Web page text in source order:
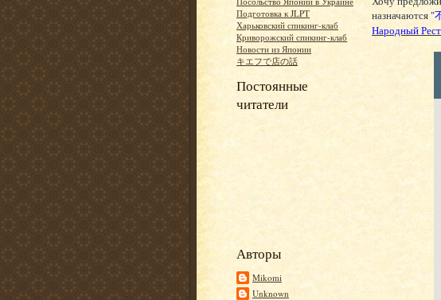
Подготовка к JLPT
Харьковский спикинг-клаб
Криворожский спикинг-клаб
Новости из Японии
キエフで店の話
Постоянные
читатели
Авторы
Mikomi
Unknown
назначаются "
Народный